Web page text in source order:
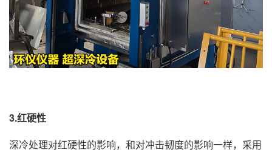
3.红硬性
深冷处理对红硬性的影响，和对冲击韧度的影响一样，采用